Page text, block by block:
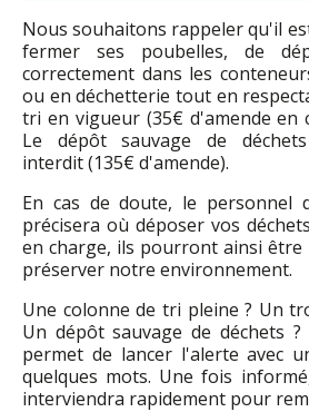
Nous souhaitons rappeler qu'il
fermer ses poubelles, de
correctement dans les
ou en déchetterie tout en
tri en vigueur (35€ d'amende en
Le dépôt sauvage de
interdit (135€ d'amende).
En cas de doute, le personnel
précisera où déposer vos
en charge, ils pourront ainsi être
préserver notre environnement.
Une colonne de tri pleine ? Un
Un dépôt sauvage de déchets ?
permet de lancer l'alerte avec
quelques mots. Une fois
interviendra rapidement pour